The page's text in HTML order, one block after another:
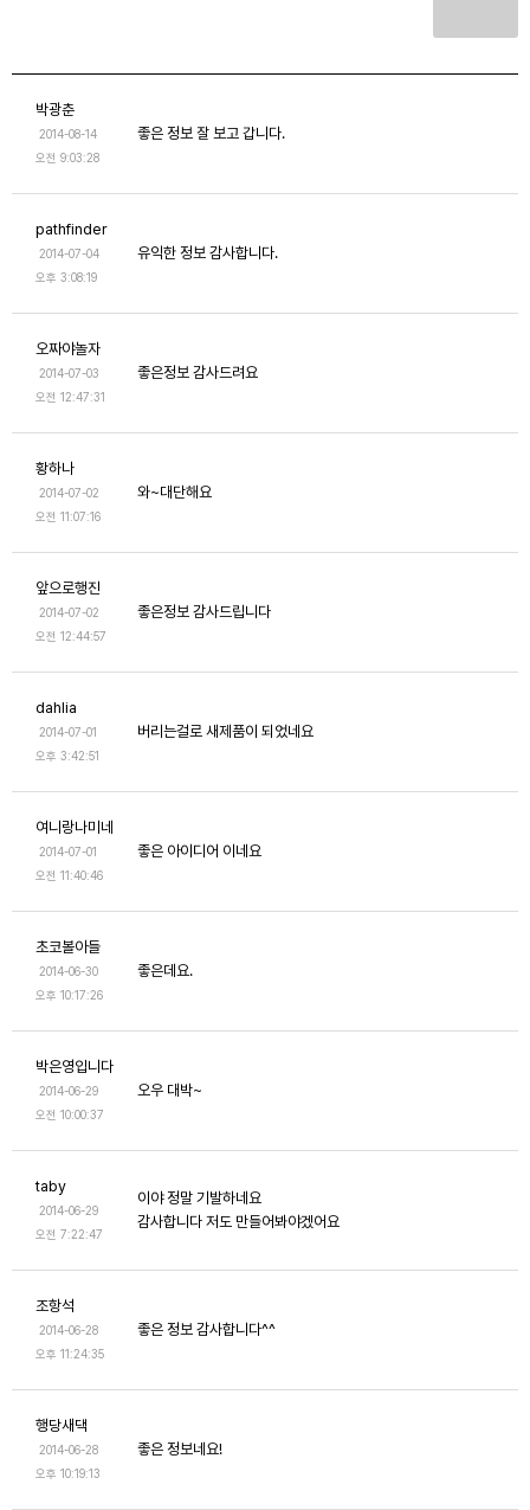
박광춘
2014-08-14
오전 9:03:28
좋은 정보 잘 보고 갑니다.
pathfinder
2014-07-04
오후 3:08:19
유익한 정보 감사합니다.
오짜야놀자
2014-07-03
오전 12:47:31
좋은정보 감사드려요
황하나
2014-07-02
오전 11:07:16
와~대단해요
앞으로행진
2014-07-02
오전 12:44:57
좋은정보 감사드립니다
dahlia
2014-07-01
오후 3:42:51
버리는걸로 새제품이 되었네요
여니랑나미네
2014-07-01
오전 11:40:46
좋은 아이디어 이네요
초코볼아들
2014-06-30
오후 10:17:26
좋은데요.
박은영입니다
2014-06-29
오전 10:00:37
오우 대박~
taby
2014-06-29
오전 7:22:47
이야 정말 기발하네요
감사합니다 저도 만들어봐야겠어요
조항석
2014-06-28
오후 11:24:35
좋은 정보 감사합니다^^
행당새댁
2014-06-28
오후 10:19:13
좋은 정보네요!